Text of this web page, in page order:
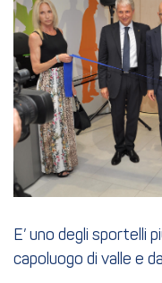
E’ uno degli sportelli
capoluogo di valle e